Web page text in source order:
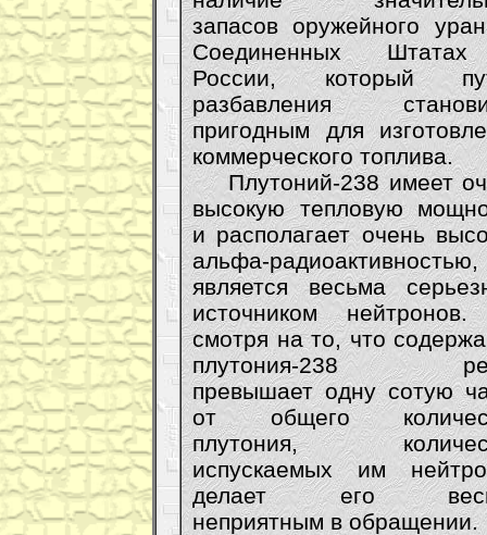
запасов оружейного
Соединенных
России, который
разбавления
пригодным для
коммерческого топлива.
Плутоний-238 имеет
высокую тепловую
и располагает очень
альфа-радиоактивностью,
является весьма
источником
смотря на то, что
плутония-238
превышает одну сотую
от общего
плутония,
испускаемых им
делает его
неприятным в обращении.